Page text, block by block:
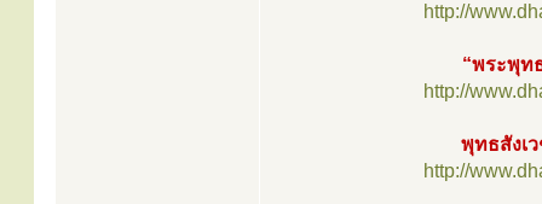
http://
“พระพุท
http://
พุทธสังเ
http://